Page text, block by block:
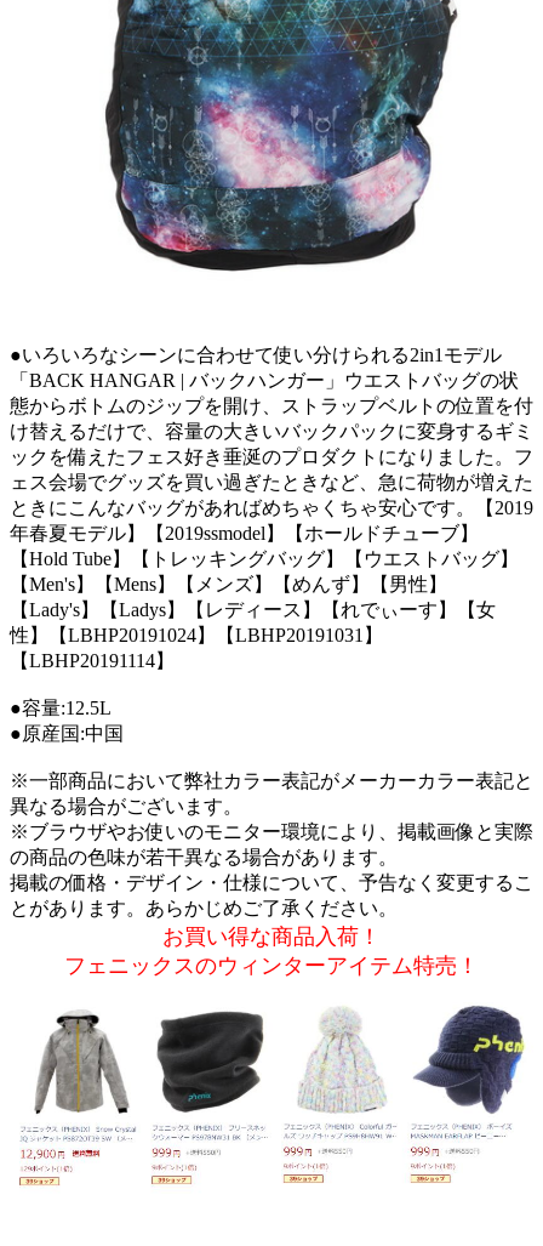
●いろいろなシーンに合わせて使い分けられる2in1モデル
「BACK HANGAR | バックハンガー」ウエストバッグの状
態からボトムのジップを開け、ストラップベルトの位置を付
け替えるだけで、容量の大きいバックパックに変身するギミ
ックを備えたフェス好き垂涎のプロダクトになりました。フ
ェス会場でグッズを買い過ぎたときなど、急に荷物が増えた
ときにこんなバッグがあればめちゃくちゃ安心です。【2019
年春夏モデル】【2019ssmodel】【ホールドチューブ】
【Hold Tube】【トレッキングバッグ】【ウエストバッグ】
【Men's】【Mens】【メンズ】【めんず】【男性】
【Lady's】【Ladys】【レディース】【れでぃーす】【女
性】【LBHP20191024】【LBHP20191031】
【LBHP20191114】
●容量:12.5L
●原産国:中国
※一部商品において弊社カラー表記がメーカーカラー表記と
異なる場合がございます。
※ブラウザやお使いのモニター環境により、掲載画像と実際
の商品の色味が若干異なる場合があります。
掲載の価格・デザイン・仕様について、予告なく変更するこ
とがあります。あらかじめご了承ください。
お買い得な商品入荷！
フェニックスのウィンターアイテム特売！